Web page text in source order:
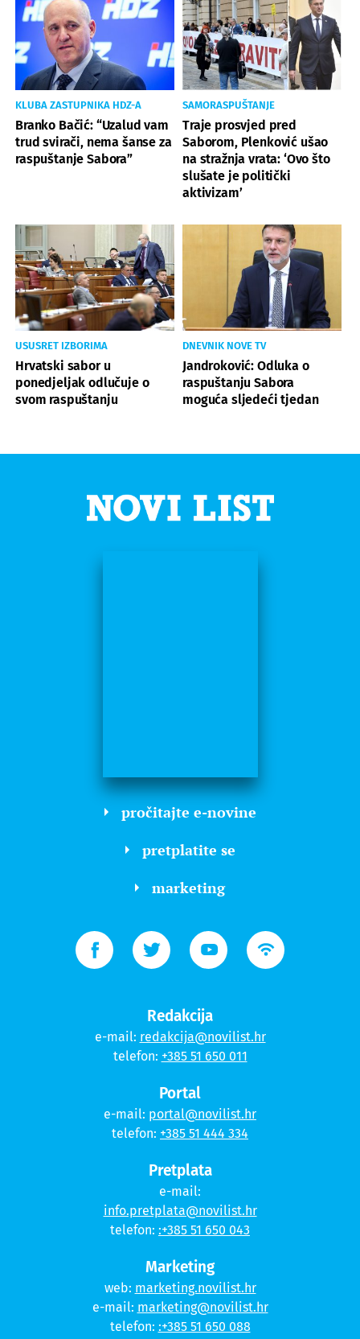
KLUBA ZASTUPNIKA HDZ-A
Branko Bačić: “Uzalud vam
trud svirači, nema šanse za
raspuštanje Sabora”
SAMORASPUŠTANJE
Traje prosvjed pred
Saborom, Plenković ušao
na stražnja vrata: ‘Ovo što
slušate je politički
aktivizam’
USUSRET IZBORIMA
Hrvatski sabor u
ponedjeljak odlučuje o
svom raspuštanju
DNEVNIK NOVE TV
Jandroković: Odluka o
raspuštanju Sabora
moguća sljedeći tjedan
pročitajte e-novine
pretplatite se
marketing
Redakcija
e-mail: redakcija@novilist.hr
telefon: +385 51 650 011
Portal
e-mail: portal@novilist.hr
telefon: +385 51 444 334
Pretplata
e-mail:
info.pretplata@novilist.hr
telefon: :+385 51 650 043
Marketing
web: marketing.novilist.hr
e-mail: marketing@novilist.hr
telefon: :+385 51 650 088